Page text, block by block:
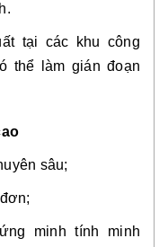
tại các khu công
thể làm gián đoạn
sâu;
minh tính minh